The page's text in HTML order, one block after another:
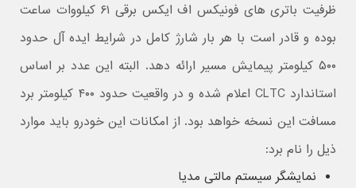
ظرفیت باتری های فونیکس اف ایکس برقی ۶۱ کیلووات ساعت
بوده و قادر است با هر بار شارژ کامل در شرایط ایده آل حدود
۵۰۰ کیلومتر پیمایش مسیر ارائه دهد. البته این عدد بر اساس
استاندارد CLTC اعلام شده و در واقعیت حدود ۴۰۰ کیلومتر برد
مسافت این نسخه خواهد بود. از امکانات این خودرو باید موارد
ذیل را نام برد:
نمایشگر سیستم مالتی مدیا